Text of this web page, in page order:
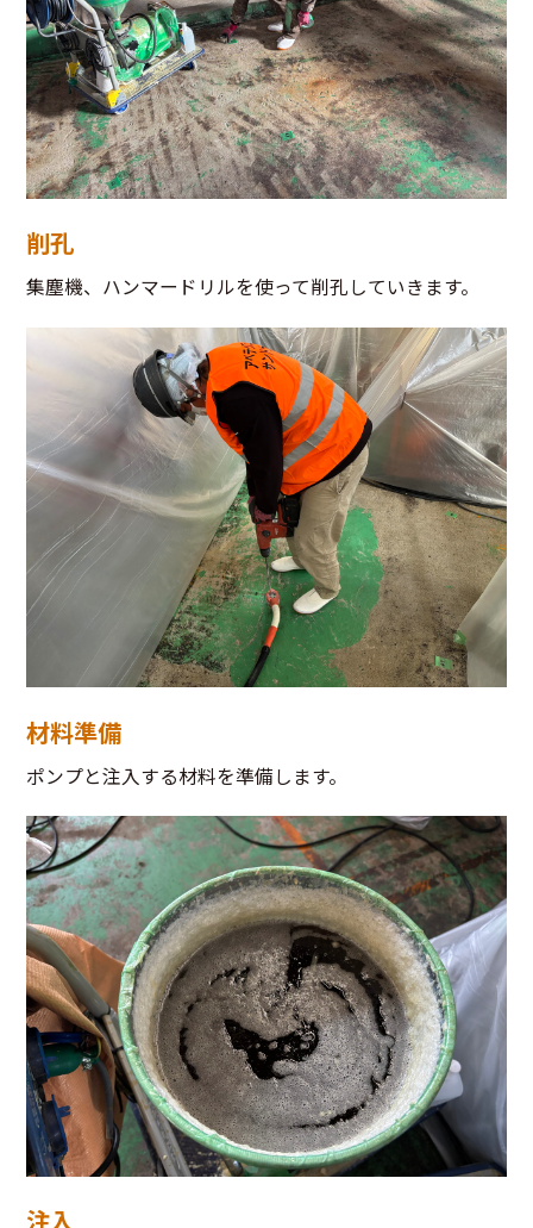
削孔
集塵機、ハンマードリルを使って削孔していきます。
材料準備
ポンプと注入する材料を準備します。
注入